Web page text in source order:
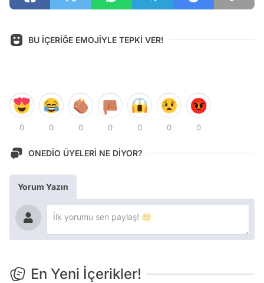
BU İÇERİĞE EMOJİYLE TEPKİ VER!
0 0 0 0 0 0 0
ONEDİO ÜYELERİ NE DİYOR?
Yorum Yazın
En Yeni İçerikler!